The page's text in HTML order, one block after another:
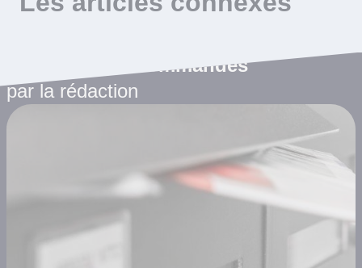
Les articles recommandés
par la rédaction